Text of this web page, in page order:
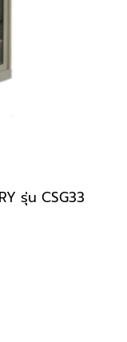
รุ่น CSG33